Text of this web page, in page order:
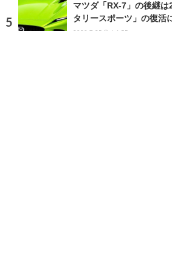
マツダ「RX-7」の後継
タリースポーツ」の復活
2026.7.25 Sat 4:55